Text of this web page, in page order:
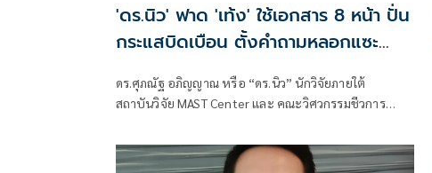
'ดร.นิว' ฟาด 'เท้ง' ใช้เอกสาร 8 หน้า ปั่น
กระแสบิดเบือน ตั้งคำถามหลอกแซะ
ดร.ศุภณัฐ อภิญญาณ หรือ “ดร.นิว” นักวิจัยภายใต้
สถาบันวิจัย MAST Center และ คณะวิศวกรรมชีวการ
โพสต์ข้อความ ตอบโต้กรณีนายณัฐพงษ์ เรืองปัญญาวุฒิ
ส.ส.บัญชีรายชื่อ พรรคประชาชน อภิปรายเกี่ยวกับงบฯ